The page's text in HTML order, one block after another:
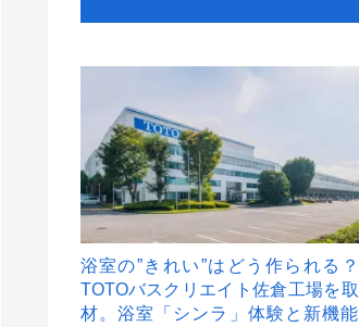
浴室の”きれい”はどう作られる？
TOTOバスクリエイト佐倉工場を取
材。浴室「シンラ」体験と新機能